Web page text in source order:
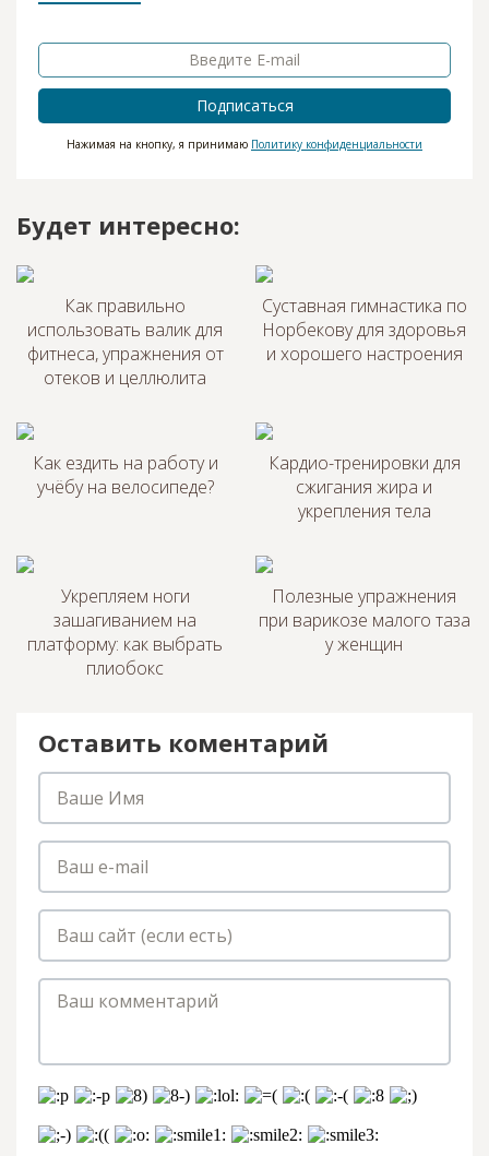
Подписаться
Нажимая на кнопку, я принимаю Политику конфиденциальности
Будет интересно:
Как правильно
использовать валик для
фитнеса, упражнения от
отеков и целлюлита
Суставная гимнастика по
Норбекову для здоровья
и хорошего настроения
Как ездить на работу и
учёбу на велосипеде?
Кардио-тренировки для
сжигания жира и
укрепления тела
Укрепляем ноги
зашагиванием на
платформу: как выбрать
плиобокс
Полезные упражнения
при варикозе малого таза
у женщин
Оставить коментарий